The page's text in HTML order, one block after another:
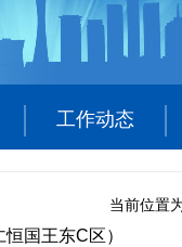
工作动态
当前位置
国王东C区）